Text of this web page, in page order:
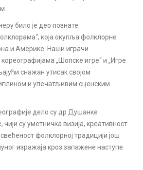
било је део познате
која окупља фолклорне
и Америке. Наши играчи
„Шопске игре“ и „Игре
снажан утисак својом
и упечатљивим сценским
дело су др Душанке
су уметничка визија, креативност
фолклорној традицији још
изражаја кроз запажене наступе